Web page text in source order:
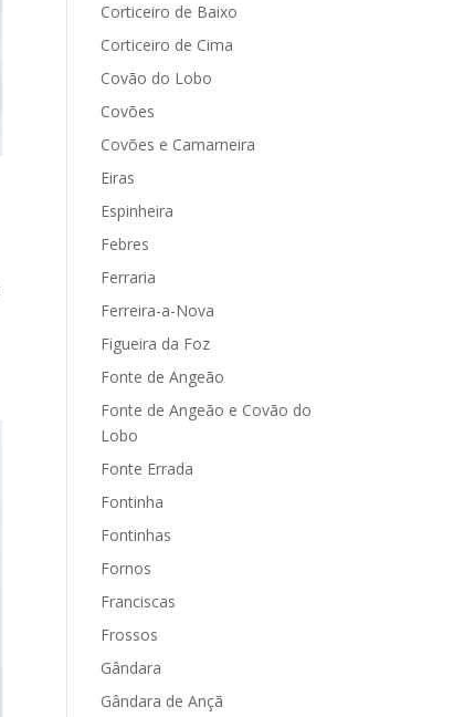
Corticeiro de Baixo
Corticeiro de Cima
Covão do Lobo
Covões
Covões e Camarneira
Eiras
Espinheira
Febres
Ferraria
Ferreira-a-Nova
Figueira da Foz
Fonte de Angeão
Fonte de Angeão e Covão do
Lobo
Fonte Errada
Fontinha
Fontinhas
Fornos
Franciscas
Frossos
Gândara
Gândara de Ançã